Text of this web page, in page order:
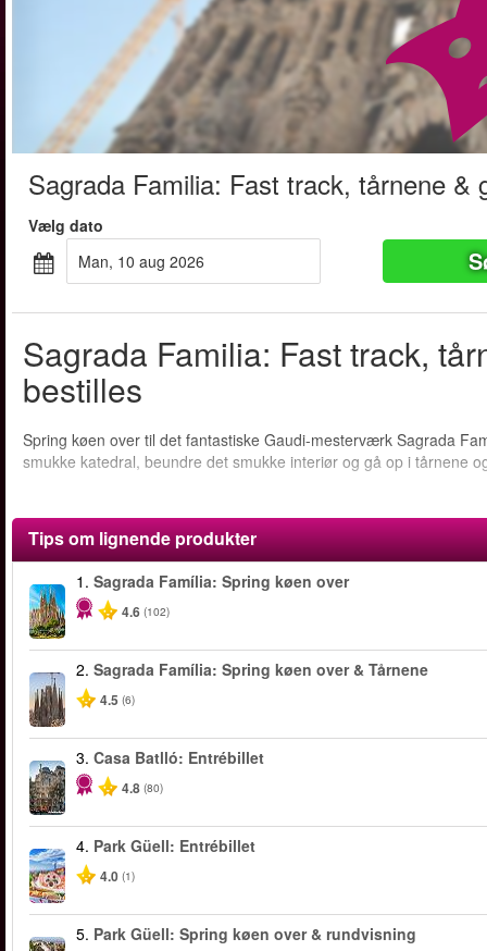
Sagrada Familia: Fast track, tårnene &
Vælg dato
man, 10 aug 2026
Sagrada Familia: Fast track,
bestilles
Spring køen over til det fantastiske Gaudi-mesterværk Sagrada
smukke katedral, beundre det smukke interiør og gå op i tårnene
Tips om lignende produkter
1. Sagrada Família: Spring køen over
4.6 (102)
2. Sagrada Família: Spring køen over & Tårnene
4.5 (6)
3. Casa Batlló: Entrébillet
4.8 (80)
4. Park Güell: Entrébillet
4.0 (1)
5. Park Güell: Spring køen over & rundvisning